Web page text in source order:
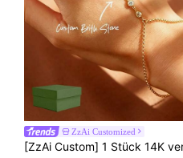
ZzAi Customized